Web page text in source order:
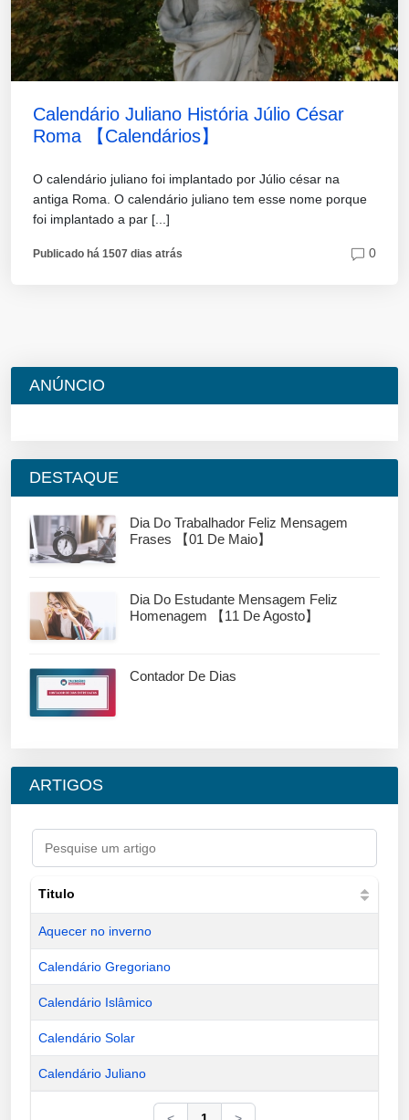
Calendário Juliano História Júlio César
Roma 【Calendários】
O calendário juliano foi implantado por Júlio césar na
antiga Roma. O calendário juliano tem esse nome porque
foi implantado a par [...]
Publicado há 1507 dias atrás 0
ANÚNCIO
DESTAQUE
Dia Do Trabalhador Feliz Mensagem
Frases 【01 De Maio】
Dia Do Estudante Mensagem Feliz
Homenagem 【11 De Agosto】
Contador De Dias
ARTIGOS
Titulo
Aquecer no inverno
Calendário Gregoriano
Calendário Islâmico
Calendário Solar
Calendário Juliano